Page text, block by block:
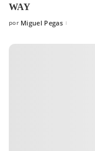
WAY
Posted
por Miguel Pegas